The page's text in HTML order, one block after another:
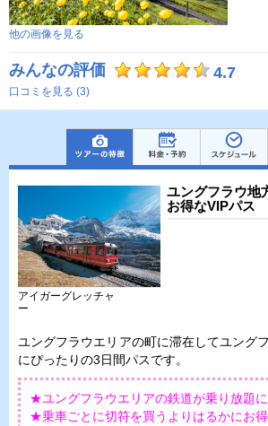
他の画像を見る
みんなの評価 4.7
口コミを見る (3)
ユングフラウ地
お得なVIPパス
アイガーグレッチャ
ー
ユングフラウエリアの町に滞在してユング
にぴったりの3日間パスです。
★ユングフラウエリアの鉄道が乗り放題に
★乗車ごとに切符を買うよりはるかにお得